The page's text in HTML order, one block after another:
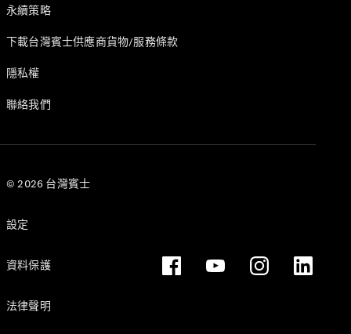
永續策略
下載台灣賓士供應商貨物/服務條款
隱私權
聯絡我們
© 2026 台灣賓士
設定
資料保護
法律聲明